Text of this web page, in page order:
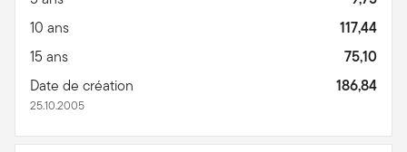
10 ans
117,44
15 ans
75,10
Date de création
25.10.2005
186,84